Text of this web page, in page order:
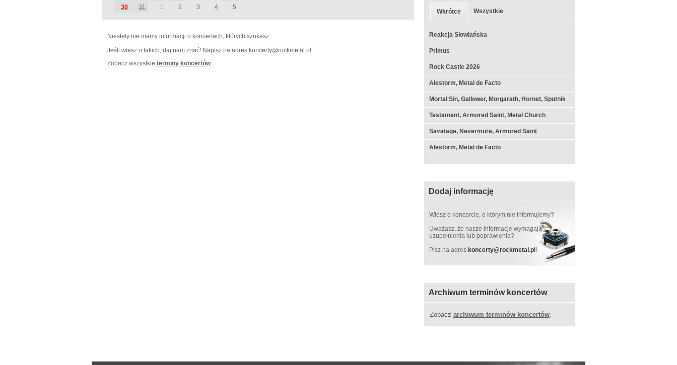
30
31 1 2 3 4 5
Niestety nie mamy informacji o koncertach, których szukasz.
Jeśli wiesz o takich, daj nam znać! Napisz na adres koncerty@rockmetal.pl .
Zobacz wszystkie terminy koncertów.
Wkrótce Wszystkie
Reakcja Słowiańska
Primus
Rock Castle 2026
Alestorm, Metal de Facto
Mortal Sin, Gallower, Morgarath, Hornet, Sputnik
Testament, Armored Saint, Metal Church
Savatage, Nevermore, Armored Saint
Alestorm, Metal de Facto
Dodaj informację
Wiesz o koncercie, o którym nie informujemy?
Uważasz, że nasze informacje wymagają
uzupełnienia lub poprawienia?
Pisz na adres koncerty@rockmetal.pl!
Archiwum terminów koncertów
Zobacz archiwum terminów koncertów.